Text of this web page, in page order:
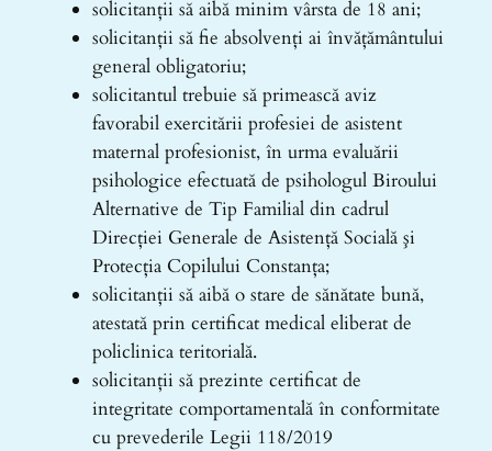
solicitanţii să aibă minim vârsta de 18 ani;
solicitanţii să fie absolvenţi ai învățământului
general obligatoriu;
solicitantul trebuie să primească aviz
favorabil exercitării profesiei de asistent
maternal profesionist, în urma evaluării
psihologice efectuată de psihologul Biroului
Alternative de Tip Familial din cadrul
Direcţiei Generale de Asistenţă Socială şi
Protecţia Copilului Constanţa;
solicitanţii să aibă o stare de sănătate bună,
atestată prin certificat medical eliberat de
policlinica teritorială.
solicitanţii să prezinte certificat de
integritate comportamentală în conformitate
cu prevederile Legii 118/2019